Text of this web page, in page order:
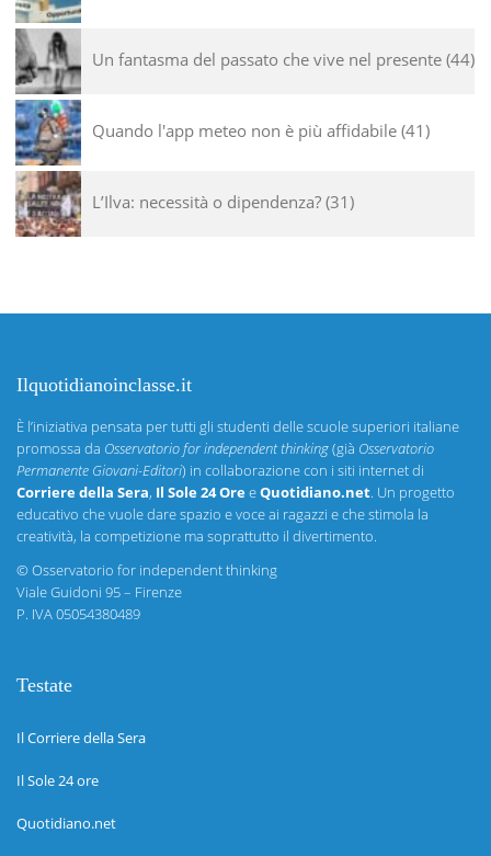
Un fantasma del passato che vive nel presente 44
Quando l'app meteo non è più affidabile 41
L’Ilva: necessità o dipendenza? 31
Ilquotidianoinclasse.it
È l’iniziativa pensata per tutti gli studenti delle scuole superiori italiane
promossa da Osservatorio for independent thinking(già Osservatorio
Permanente Giovani-Editori) in collaborazione con i siti internet di
Corriere della Sera, Il Sole 24 OreeQuotidiano.net. Un progetto
educativo che vuole dare spazio e voce ai ragazzi e che stimola la
creatività, la competizione ma soprattutto il divertimento.
©Osservatorio for independent thinking
Viale Guidoni 95 – Firenze
P. IVA 05054380489
Testate
Il Corriere della Sera
Il Sole 24 ore
Quotidiano.net